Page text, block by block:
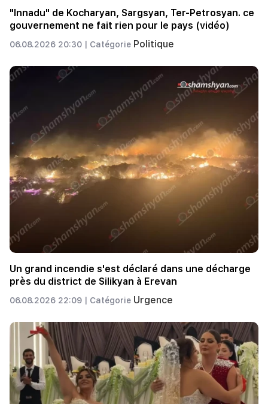
"Innadu" de Kocharyan, Sargsyan, Ter-Petrosyan. ce
gouvernement ne fait rien pour le pays (vidéo)
06.08.2026 20:30 | Catégorie Politique
Un grand incendie s'est déclaré dans une décharge
près du district de Silikyan à Erevan
06.08.2026 22:09 | Catégorie Urgence